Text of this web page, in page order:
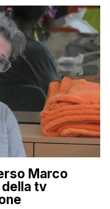
Marco
della tv